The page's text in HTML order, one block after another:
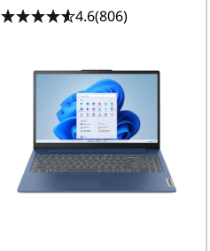
4.6(806)